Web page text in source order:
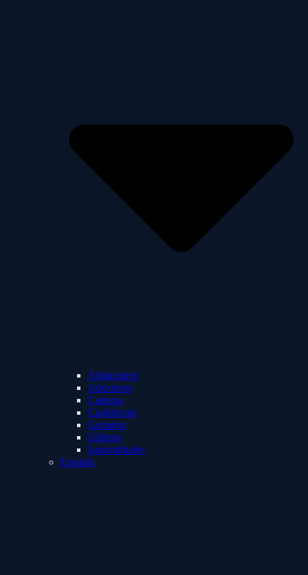
Abductores
Aductores
Caderas
Cuádriceps
Gemelos
Glúteos
Isquiotibiales
Espalda